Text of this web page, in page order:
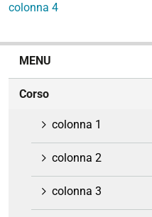
colonna 4
MENU
Corso
colonna 1
colonna 2
colonna 3